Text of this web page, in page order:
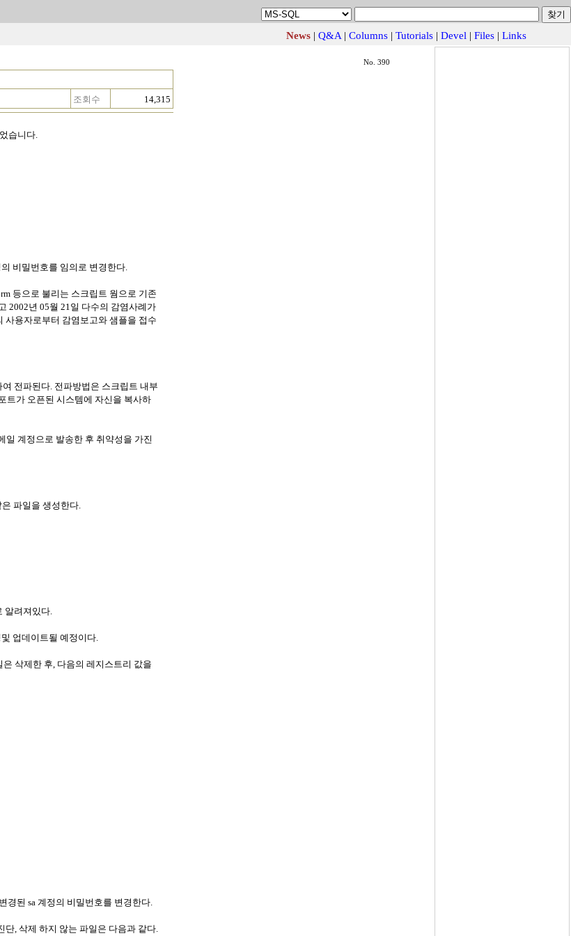
News | Q&A | Columns | Tutorials | Devel | Files | Links
No. 390
조회수 14,315
습니다.
비밀번호를 임의로 변경한다.
등으로 불리는 스크립트 웜으로 기존
2002년 05월 21일 다수의 감염사례가
사용자로부터 감염보고와 샘플을 접수
전파된다. 전파방법은 스크립트 내부
트가 오픈된 시스템에 자신을 복사하
일 계정으로 발송한 후 취약성을 가진
파일을 생성한다.
알려져있다.
업데이트될 예정이다.
삭제한 후, 다음의 레지스트리 값을
경된 sa 계정의 비밀번호를 변경한다.
, 삭제 하지 않는 파일은 다음과 같다.